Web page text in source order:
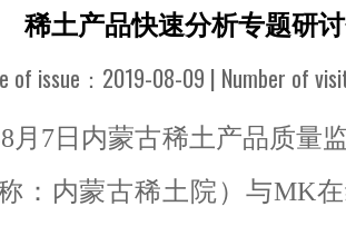
稀土产品快速分析专题研
of issue：2019-08-09 | Number of
月7日内蒙古稀土产品质量
称：内蒙古稀土院）与MK